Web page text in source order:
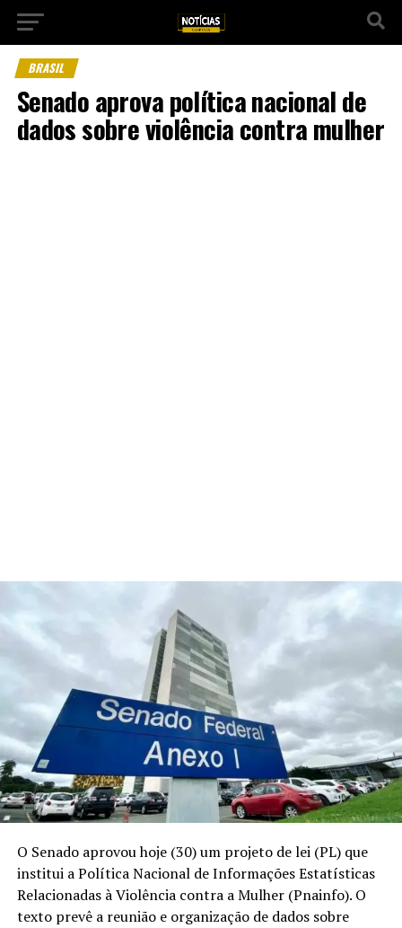
BRASIL
Senado aprova política nacional de
dados sobre violência contra mulher
O Senado aprovou hoje (30) um projeto de lei (PL) que
institui a Política Nacional de Informações Estatísticas
Relacionadas à Violência contra a Mulher (Pnainfo). O
texto prevê a reunião e organização de dados sobre